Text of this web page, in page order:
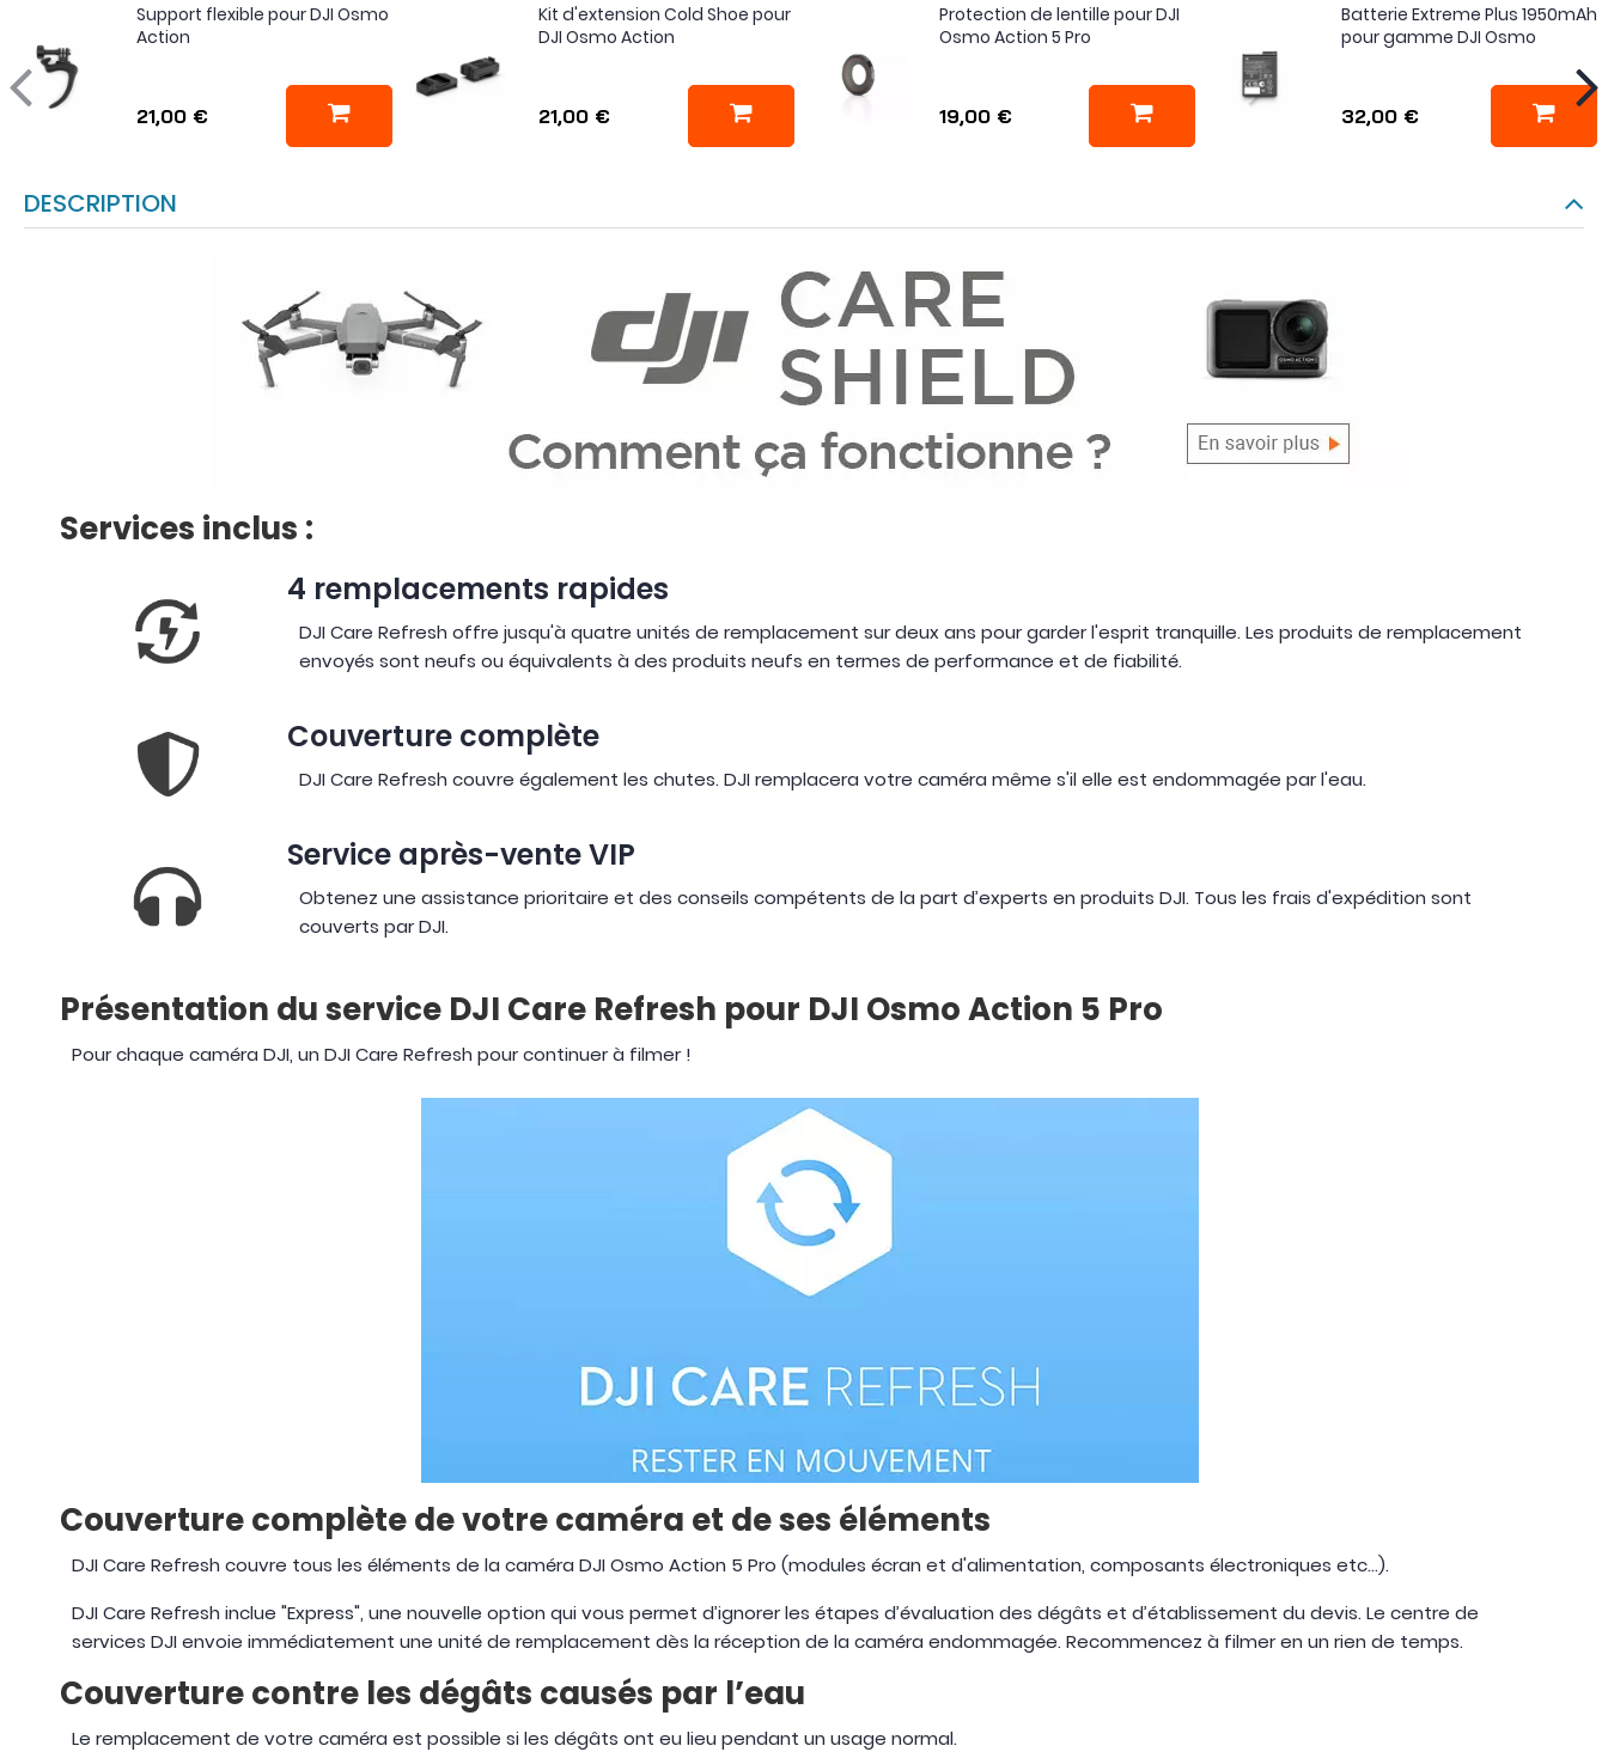
Support flexible pour DJI Osmo
Action
21,00 €
Kit d'extension Cold Shoe pour
DJI Osmo Action
21,00 €
Protection de lentille pour DJI
Osmo Action 5 Pro
19,00 €
Batterie Extreme Plus 1950mAh
pour gamme DJI Osmo
32,00 €
DESCRIPTION
Services inclus :
4 remplacements rapides
DJI Care Refresh offre jusqu'à quatre unités de remplacement sur deux ans pour garder l'esprit tranquille. Les produits de remplacement
envoyés sont neufs ou équivalents à des produits neufs en termes de performance et de fiabilité.
Couverture complète
DJI Care Refresh couvre également les chutes. DJI remplacera votre caméra même s'il elle est endommagée par l'eau.
Service après-vente VIP
Obtenez une assistance prioritaire et des conseils compétents de la part d’experts en produits DJI. Tous les frais d'expédition sont
couverts par DJI.
Présentation du service DJI Care Refresh pour DJI Osmo Action 5 Pro
Pour chaque caméra DJI, un DJI Care Refresh pour continuer à filmer !
Couverture complète de votre caméra et de ses éléments
DJI Care Refresh couvre tous les éléments de la caméra DJI Osmo Action 5 Pro (modules écran et d'alimentation, composants électroniques etc...).
DJI Care Refresh inclue "Express", une nouvelle option qui vous permet d’ignorer les étapes d’évaluation des dégâts et d’établissement du devis. Le centre de
services DJI envoie immédiatement une unité de remplacement dès la réception de la caméra endommagée. Recommencez à filmer en un rien de temps.
Couverture contre les dégâts causés par l’eau
Le remplacement de votre caméra est possible si les dégâts ont eu lieu pendant un usage normal.